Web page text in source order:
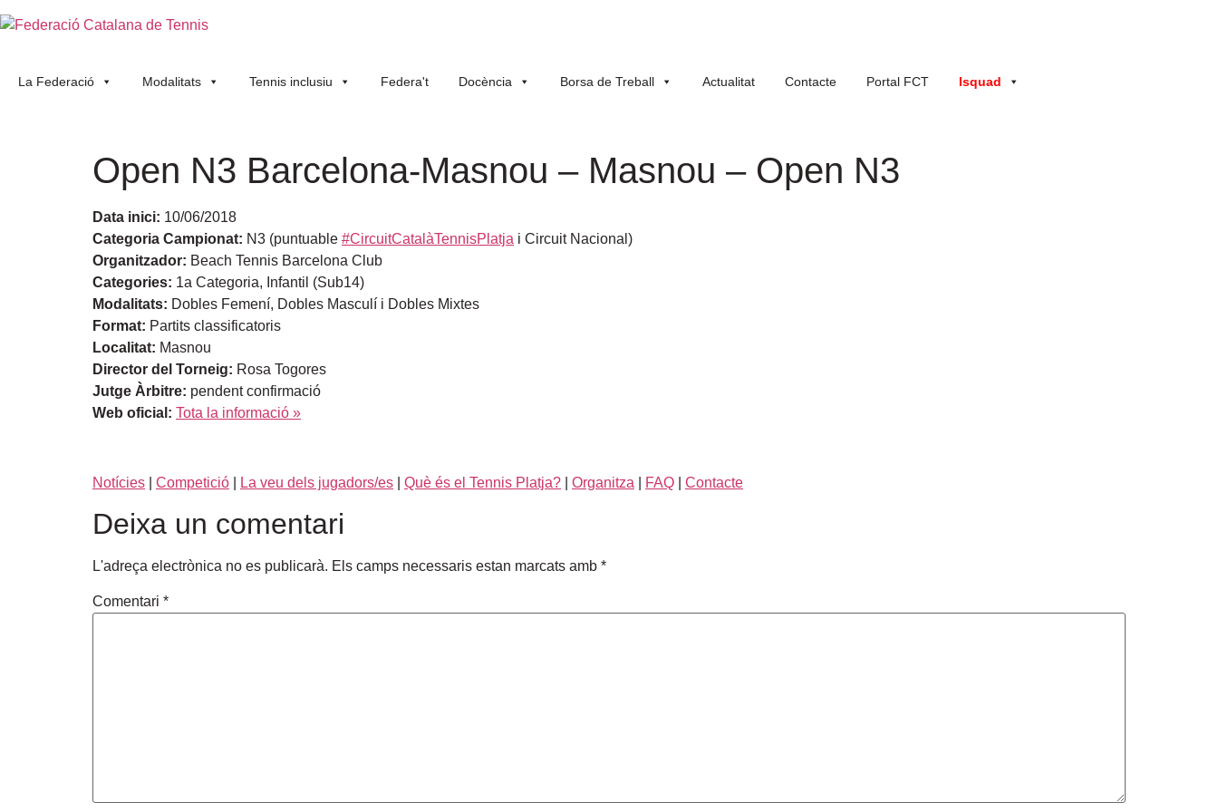
La Federació Modalitats Tennis inclusiu Federa't Docència Borsa de Treball Actualitat Contacte Portal FCT Isquad
Open N3 Barcelona-Masnou – Masnou – Open N3
Data inici: 10/06/2018
Categoria Campionat: N3 (puntuable #CircuitCatalàTennisPlatja i Circuit Nacional)
Organitzador: Beach Tennis Barcelona Club
Categories: 1a Categoria, Infantil (Sub14)
Modalitats: Dobles Femení, Dobles Masculí i Dobles Mixtes
Format: Partits classificatoris
Localitat: Masnou
Director del Torneig: Rosa Togores
Jutge Àrbitre: pendent confirmació
Web oficial: Tota la informació »
Notícies Competició La veu dels jugadors/es Què és el Tennis Platja? Organitza FAQ Contacte
Deixa un comentari
L'adreça electrònica no es publicarà. Els camps necessaris estan marcats amb *
Comentari *